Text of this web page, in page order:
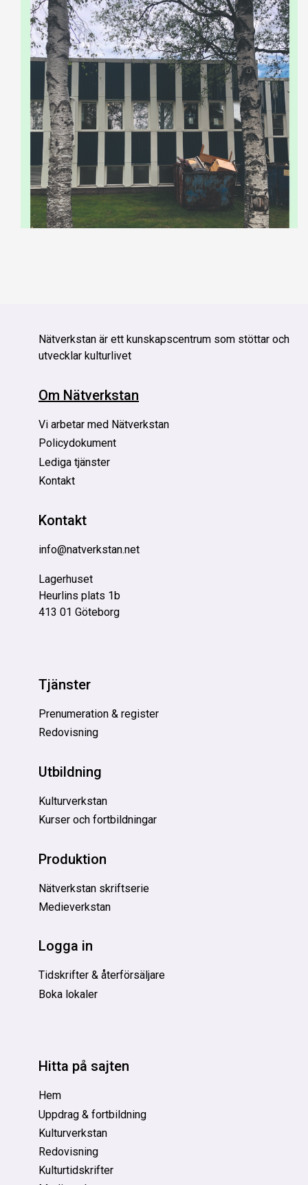
Nätverkstan är ett kunskapscentrum som stöttar och
utvecklar kulturlivet
Om Nätverkstan
Vi arbetar med Nätverkstan
Policydokument
Lediga tjänster
Kontakt
Kontakt
info@natverkstan.net
Lagerhuset
Heurlins plats 1b
413 01 Göteborg
Tjänster
Prenumeration & register
Redovisning
Utbildning
Kulturverkstan
Kurser och fortbildningar
Produktion
Nätverkstan skriftserie
Medieverkstan
Logga in
Tidskrifter & återförsäljare
Boka lokaler
Hitta på sajten
Hem
Uppdrag & fortbildning
Kulturverkstan
Redovisning
Kulturtidskrifter